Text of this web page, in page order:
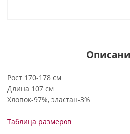
Рост 170-178 см
Длина 107 см
Хлопок-97%, эластан-3%
Таблица размеров